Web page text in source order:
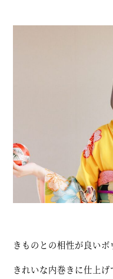
きものとの相性が良いボ
きれいな内巻きに仕上